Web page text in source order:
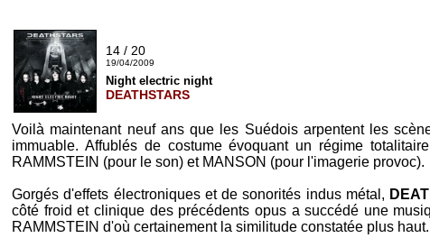
14 / 20
19/04/2009
Night electric night
DEATHSTARS
Voilà maintenant neuf ans que les Suédois arpentent les
immuable. Affublés de costume évoquant un régime
RAMMSTEIN (pour le son) et MANSON (pour l'imagerie provoc).
Gorgés d'effets électroniques et de sonorités indus métal,
côté froid et clinique des précédents opus a succédé une
RAMMSTEIN d'où certainement la similitude constatée plus haut.